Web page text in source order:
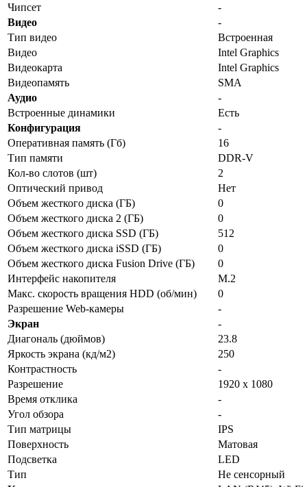
Чипсет
-
Видео
-
Тип видео
Встроенная
Видео
Intel Graphics
Видеокарта
Intel Graphics
Видеопамять
SMA
Аудио
-
Встроенные динамики
Есть
Конфигурация
-
Оперативная память (Гб)
16
Тип памяти
DDR-V
Кол-во слотов (шт)
2
Оптический привод
Нет
Объем жесткого диска (ГБ)
0
Объем жесткого диска 2 (ГБ)
0
Объем жесткого диска SSD (ГБ)
512
Объем жесткого диска iSSD (ГБ)
0
Объем жесткого диска Fusion Drive (ГБ)
0
Интерфейс накопителя
M.2
Макс. скорость вращения HDD (об/мин)
0
Разрешение Web-камеры
-
Экран
-
Диагональ (дюймов)
23.8
Яркость экрана (кд/м2)
250
Контрастность
-
Разрешение
1920 х 1080
Время отклика
-
Угол обзора
-
Тип матрицы
IPS
Поверхность
Матовая
Подсветка
LED
Тип
Не сенсорный